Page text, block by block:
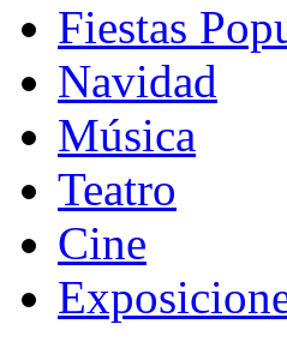
Fiestas
Navidad
Música
Teatro
Cine